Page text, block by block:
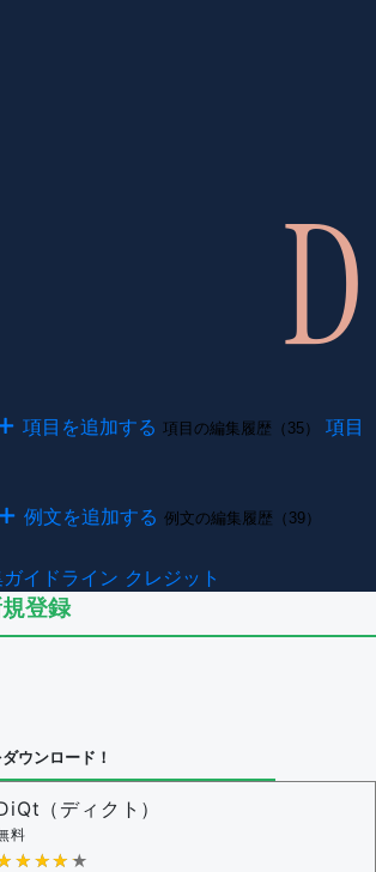
項目を追加する 項目の編集履歴（35）
項目
例文を追加する 例文の編集履歴（39）
イドライン クレジット
登録
ウンロード！
（ディクト）
料